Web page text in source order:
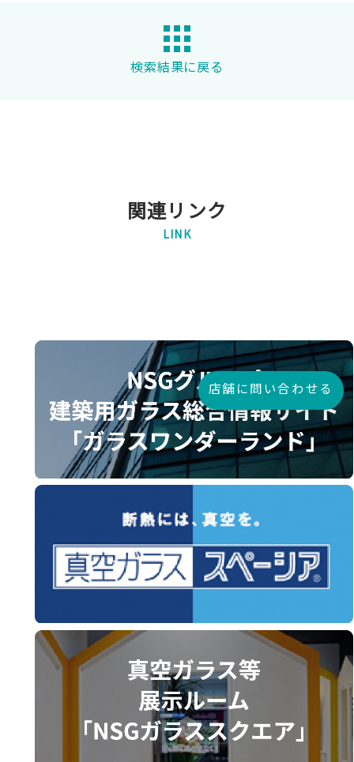
検索結果に戻る
関連リンク
LINK
店舗に問い合わせる